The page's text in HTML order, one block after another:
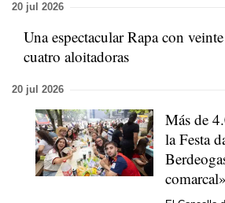
20 jul 2026
Una espectacular Rapa con
cuatro aloitadoras
20 jul 2026
Más de
la Festa
comarcal»